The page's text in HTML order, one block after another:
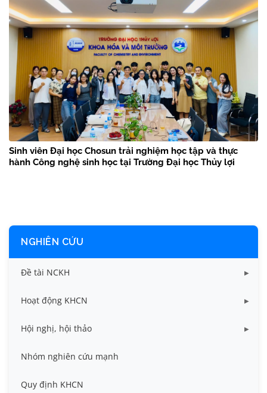
Sinh viên Đại học Chosun trải nghiệm học tập và thực
hành Công nghệ sinh học tại Trường Đại học Thủy lợi
NGHIÊN CỨU
Đề tài NCKH
Dữ liệu Đề tài cấp Bộ
Dữ liệu Đề tài cấp Cơ sở
Hoạt động KHCN
Công bố khoa học
Đề tài cấp Bộ, Thành phố
Hội nghị, hội thảo
Hội nghị khoa học thường niên
Hội nghị Khoa học sinh viên
Nhóm nghiên cứu mạnh
Quy định KHCN